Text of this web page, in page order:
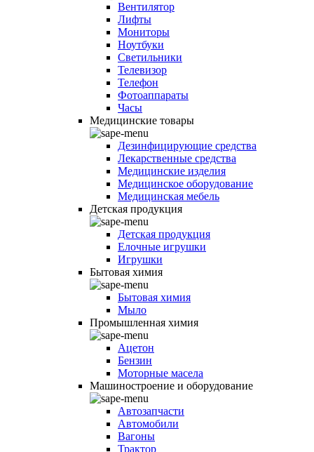
Вентилятор
Лифты
Мониторы
Ноутбуки
Светильники
Телевизор
Телефон
Фотоаппараты
Часы
Медицинские товары
Дезинфицирующие средства
Лекарственные средства
Медицинские изделия
Медицинское оборудование
Медицинская мебель
Детская продукция
Детская продукция
Елочные игрушки
Игрушки
Бытовая химия
Бытовая химия
Мыло
Промышленная химия
Ацетон
Бензин
Моторные масела
Машиностроение и оборудование
Автозапчасти
Автомобили
Вагоны
Трактор